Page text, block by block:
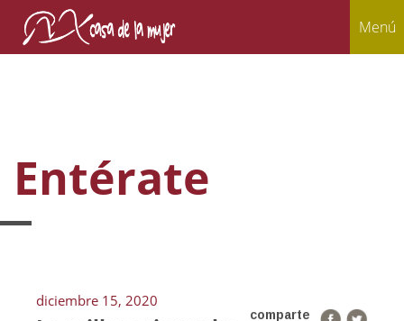
Menú
Entérate
diciembre 15, 2020
comparte